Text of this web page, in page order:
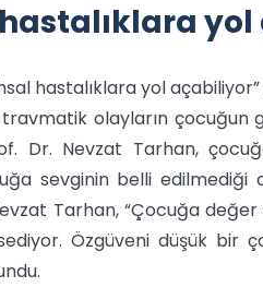
yol
hastalıklara yol açabiliyor”
olayların çocuğun
Dr. Nevzat Tarhan,
sevginin belli edilmediği
Tarhan, “Çocuğa
Özgüveni düşük bir